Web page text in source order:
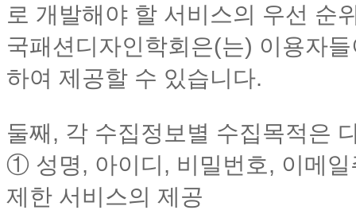
로 개발해야 할 서비스의 우선 순
국패션디자인학회은(는) 이용자
하여 제공할 수 있습니다.
둘째, 각 수집정보별 수집목적은
① 성명, 아이디, 비밀번호, 이메
제한 서비스의 제공